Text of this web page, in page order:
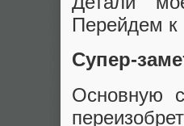
Перейдем
Супер-
Основную